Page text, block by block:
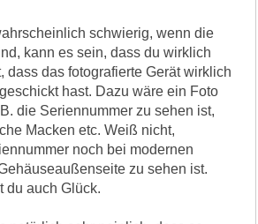
schwierig, wenn die
kann es sein, dass du wirklich
dass das fotografierte Gerät wirklich
hast. Dazu wäre ein Foto
die Seriennummer zu sehen ist,
Macken etc. Weiß nicht,
noch bei modernen
zu sehen ist.
du auch Glück.